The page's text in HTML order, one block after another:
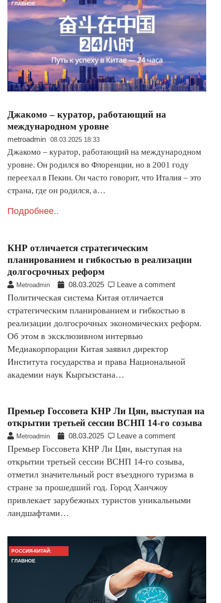
ГЛАВНОЕ
Джакомо – куратор, работающий на
международном уровне
metroadmin 08.03.2025 18:33
Джакомо – куратор, работающий на международном
уровне. Он родился во Флоренции, но в 2001 году
переехал в Пекин. Он часто говорит, что Италия – это
страна, где он родился, а…
Подробнее..
КНР отличается стратегическим
планированием и гибкостью в реализации
долгосрочных реформ
Metroadmin 08.03.2025 Leave a comment
Политическая система Китая отличается
стратегическим планированием и гибкостью в
реализации долгосрочных экономических реформ.
Об этом в эксклюзивном интервью
Медиакорпорации Китая заявил директор
Института государства и права Национальной
академии наук Кыргызстана…
Премьер Госсовета КНР Ли Цян, выступая на
открытии третьей сессии ВСНП 14-го созыва
Metroadmin 08.03.2025 Leave a comment
Премьер Госсовета КНР Ли Цян, выступая на
открытии третьей сессии ВСНП 14-го созыва,
отметил значительный рост въездного туризма в
стране за прошедший год. Город Ханчжоу
привлекает зарубежных туристов уникальными
ландшафтами…
РОССИЯ-КИТАЙ:
ГЛАВНОЕ